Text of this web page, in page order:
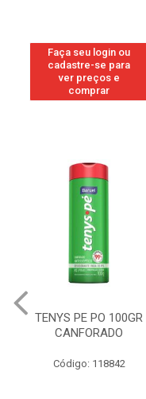
Faça seu login ou
cadastre-se para
ver preços e
comprar
TENYS PE PO 100GR
CANFORADO
Código: 118842